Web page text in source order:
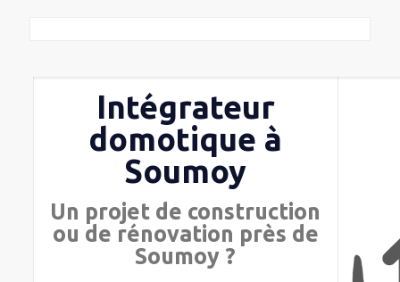
Intégrateur
domotique à
Soumoy
Un projet de construction
ou de rénovation près de
Soumoy ?